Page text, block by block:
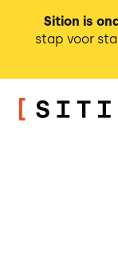
Sition is
stap voor